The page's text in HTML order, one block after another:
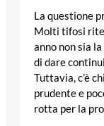
La questione
Molti tifosi
anno non sia
di dare
Tuttavia, c’è
prudente e
rotta per la